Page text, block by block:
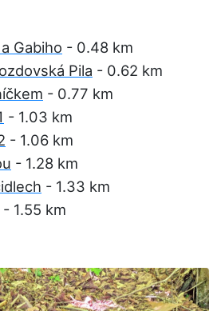
Gabiho - 0.48 km
Pila - 0.62 km
- 0.77 km
- 1.03 km
- 1.06 km
- 1.28 km
- 1.33 km
- 1.55 km